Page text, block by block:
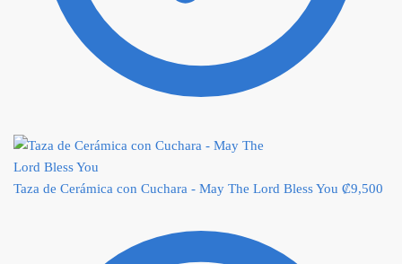
Taza de Cerámica con Cuchara - May The Lord Bless You ₡9,500